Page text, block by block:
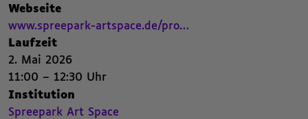
Webseite,
www.spreepark-artspace.de/pro…
Beitrags Webseite. Öffnet einen neuen Browser Tab.
Laufzeit,
2. Mai 2026
2. Mai 2026
11:00 – 12:30 Uhr
,Institution
Spreepark Art Space
Spreepark Art Space. Zur Seite von Spreepark Art Space auf Kubinaut